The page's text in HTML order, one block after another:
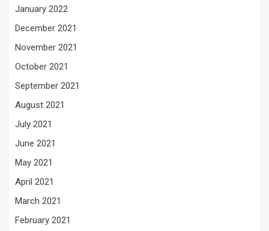
January 2022
December 2021
November 2021
October 2021
September 2021
August 2021
July 2021
June 2021
May 2021
April 2021
March 2021
February 2021